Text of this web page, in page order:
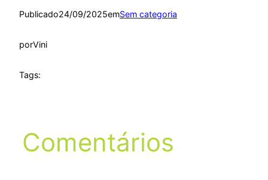
Publicado24/09/2025emSem categoria
porVini
Tags:
Comentários